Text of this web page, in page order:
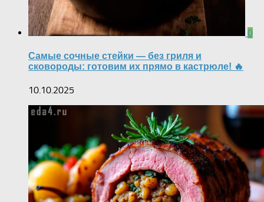
0
Самые сочные стейки — без гриля и
сковороды: готовим их прямо в кастрюле! 🔥
10.10.2025